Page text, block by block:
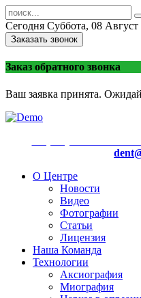
Сегодня Суббота, 08 Август
Заказать звонок
Заказ обратного звонка
Ваш заявка принята.
О Центре
Новости
Видео
Фотографии
Статьи
Лицензия
Наша Команда
Технологии
Аксиография
Миография